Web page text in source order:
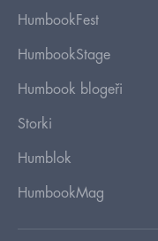
HumbookFest
HumbookStage
Humbook blogeři
Storki
Humblok
HumbookMag